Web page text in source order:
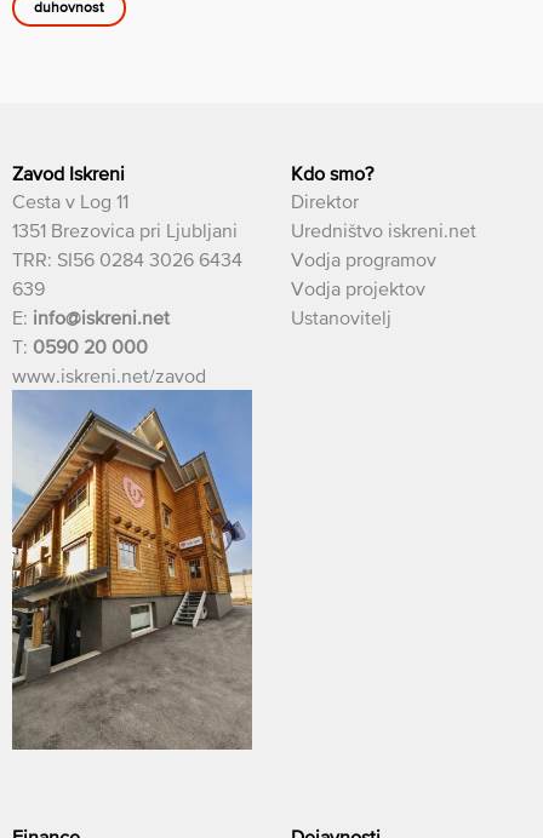
duhovnost
Zavod Iskreni
Cesta v Log 11
1351 Brezovica pri Ljubljani
TRR: SI56 0284 3026 6434
639
E: info@iskreni.net
T: 0590 20 000
www.iskreni.net/zavod
Kdo smo?
Direktor
Uredništvo iskreni.net
Vodja programov
Vodja projektov
Ustanovitelj